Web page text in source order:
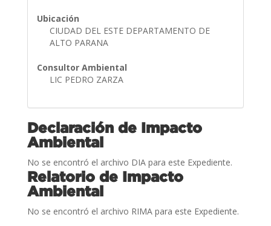
Ubicación
CIUDAD DEL ESTE DEPARTAMENTO DE
ALTO PARANA
Consultor Ambiental
LIC PEDRO ZARZA
Declaración de Impacto
Ambiental
No se encontró el archivo DIA para este Expediente.
Relatorio de Impacto
Ambiental
No se encontró el archivo RIMA para este Expediente.